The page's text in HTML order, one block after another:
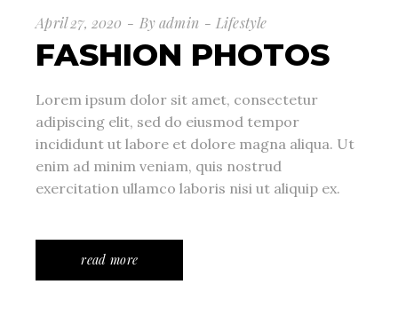
April 27, 2020 Byadmin Lifestyle
FASHION PHOTOS
Lorem ipsum dolor sit amet, consectetur
adipiscing elit, sed do eiusmod tempor
incididunt ut labore et dolore magna aliqua. Ut
enim ad minim veniam, quis nostrud
exercitation ullamco laboris nisi ut aliquip ex.
read more